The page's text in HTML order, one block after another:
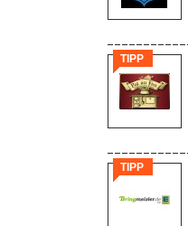
TIPP
TIPP